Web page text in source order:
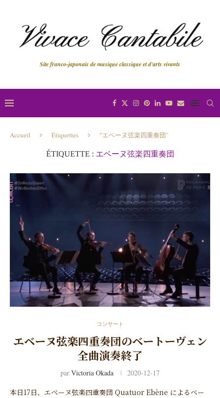
Site franco-japonais de musique classique et d'arts vivants
Accueil Étiquettes "エベーヌ弦楽四重奏団"
ÉTIQUETTE : エベーヌ弦楽四重奏団
コンサート
エベーヌ弦楽四重奏団のベートーヴェン
全曲演奏終了
par Victoria Okada 2020-12-17
本日17日、エベーヌ弦楽四重奏団 Quatuor Ebène によるベー